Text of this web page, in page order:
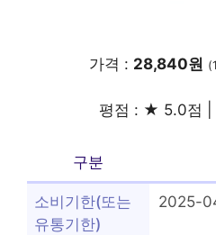
가격 : 28,840원
평점 : ★ 5.0점 |
구분
소비기한(또는
유통기한)
2025-